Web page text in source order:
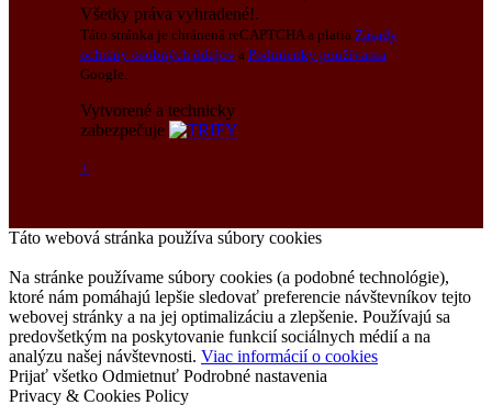
Všetky práva vyhradené!.
Táto stránka je chránená reCAPTCHA a platia Zásady
ochrany osobných údajova Podmienky používania
Google.
Vytvorené a technicky
zabezpečuje
+
Táto webová stránka používa súbory cookies
Na stránke používame súbory cookies (a podobné technológie),
ktoré nám pomáhajú lepšie sledovať preferencie návštevníkov tejto
webovej stránky a na jej optimalizáciu a zlepšenie. Používajú sa
predovšetkým na poskytovanie funkcií sociálnych médií a na
analýzu našej návštevnosti. Viac informácií o cookies
Prijať všetko Odmietnuť Podrobné nastavenia
Privacy & Cookies Policy